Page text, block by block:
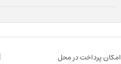
امکان پرداخت در محل